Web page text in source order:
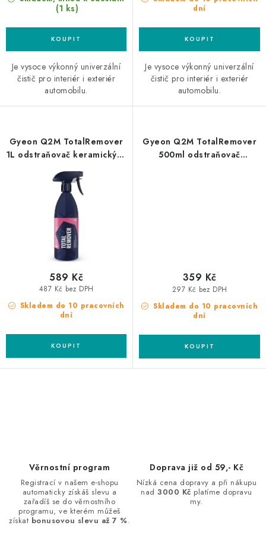
(1 ks)
Je vysoce výkonný univerzální
čistič pro interiér i exteriér
automobilu.
dní
Je vysoce výkonný univerzální
čistič pro interiér i exteriér
automobilu.
Gyeon Q2M TotalRemover
1L odstraňovač keramických
povlaků a vosků
Skladem do 10 pracovních
dní
487 Kč bez DPH
589 Kč
Gyeon Q2M TotalRemover
500ml odstraňovač
Skladem do 10 pracovních
dní
297 Kč bez DPH
359 Kč
p
Věrnostní program
Registrací v našem e-shopu
automaticky získáš slevu a
zařadíš se do věrnostního
programu, ve kterém můžeš
získat bonusovou slevu až 7 %.
Doprava již od 59,- Kč
Nízká cena dopravy a při nákupu
nad3000 Kč platíme dopravu
my.